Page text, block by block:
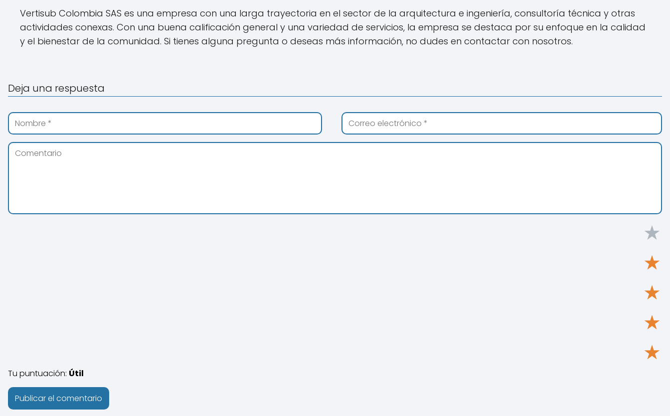
Vertisub Colombia SAS es una empresa con una larga trayectoria en el sector de la arquitectura e ingeniería, consultoría técnica y otras
actividades conexas. Con una buena calificación general y una variedad de servicios, la empresa se destaca por su enfoque en la calidad
y el bienestar de la comunidad. Si tienes alguna pregunta o deseas más información, no dudes en contactar con nosotros.
Deja una respuesta
★
★
★
★
★
Tu puntuación: Útil